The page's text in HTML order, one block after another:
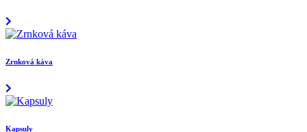
Zrnková káva
Kapsuly